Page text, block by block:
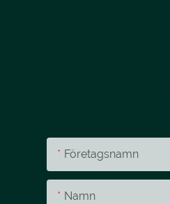
Företagsnamn
Namn